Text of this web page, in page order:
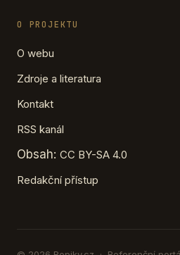
O PROJEKTU
O webu
Zdroje a literatura
Kontakt
RSS kanál
Obsah: CC BY-SA 4.0
Redakční přístup